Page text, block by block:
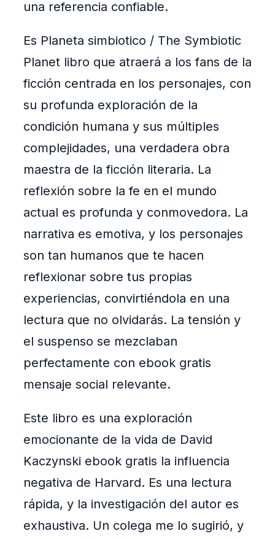
una referencia confiable.
Es Planeta simbiotico / The Symbiotic
Planet libro que atraerá a los fans de la
ficción centrada en los personajes, con
su profunda exploración de la
condición humana y sus múltiples
complejidades, una verdadera obra
maestra de la ficción literaria. La
reflexión sobre la fe en el mundo
actual es profunda y conmovedora. La
narrativa es emotiva, y los personajes
son tan humanos que te hacen
reflexionar sobre tus propias
experiencias, convirtiéndola en una
lectura que no olvidarás. La tensión y
el suspenso se mezclaban
perfectamente con ebook gratis
mensaje social relevante.
Este libro es una exploración
emocionante de la vida de David
Kaczynski ebook gratis la influencia
negativa de Harvard. Es una lectura
rápida, y la investigación del autor es
exhaustiva. Un colega me lo sugirió, y